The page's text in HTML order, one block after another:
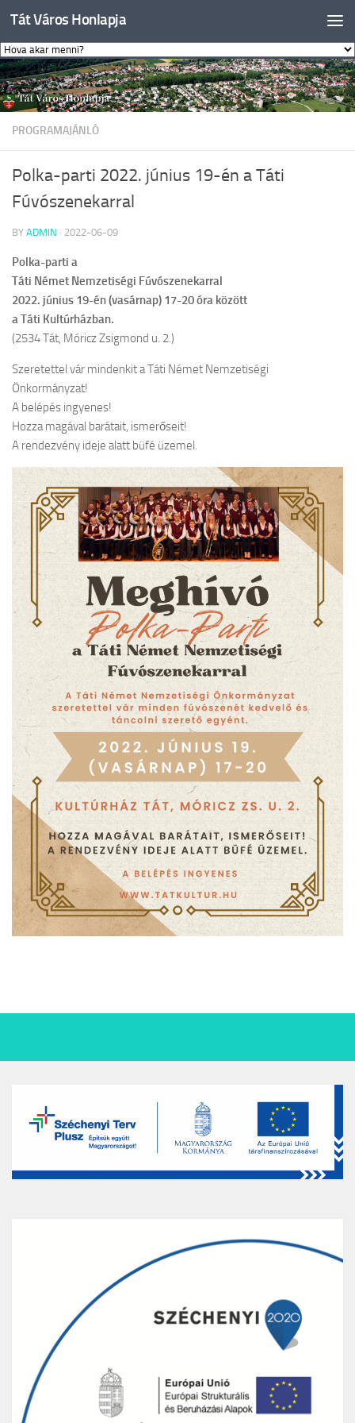
Skip to content
Tát Város Honlapja
PROGRAMAJÁNLÓ
Polka-parti 2022. június 19-én a Táti
Fúvószenekarral
BY ADMIN · 2022-06-09
Polka-parti a
Táti Német Nemzetiségi Fúvószenekarral
2022. június 19-én (vasárnap) 17-20 óra között
a Táti Kultúrházban.
(2534 Tát, Móricz Zsigmond u. 2.)
Szeretettel vár mindenkit a Táti Német Nemzetiségi
Önkormányzat!
A belépés ingyenes!
Hozza magával barátait, ismerőseit!
A rendezvény ideje alatt büfé üzemel.